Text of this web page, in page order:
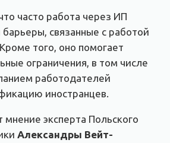
часто работа через ИП
связанные с работой
того, оно помогает
ограничения, в том числе
работодателей
иностранцев.
эксперта Польского
Александры Вейт-